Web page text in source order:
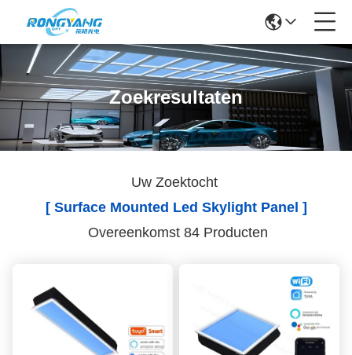
Zoekresultaten
Uw Zoektocht
[ Surface Mounted Led Skylight Panel ]
Overeenkomst 84 Producten